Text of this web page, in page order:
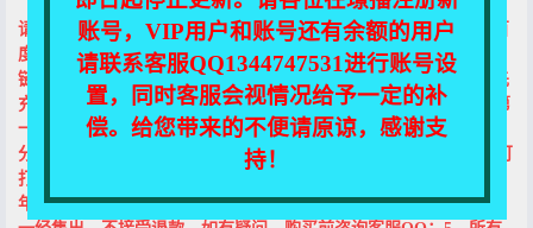
请注意以下几条：1、本站所有图包及视频均以压缩包形式存储于百
度网盘，购买前请先确认能下载百度网盘资源；提取码在打开下载
链接时自动复制，在百度网盘页面直接粘贴就好了；2、购买前请先
充值或升级VIP，充值教程请见菜单栏的“充值&解压说明”或首页第
一个帖子；3、本站VIP分包月、黄金包年及至尊包年三种形式；部
分视频或合集的免费下载需至尊包年VIP权限，包月与黄金包年则可
打折（5折、1折）购买该类合集；为防止恶意下载，包月、黄金包
年及至尊包年VIP每日下载数分别为：20、40、60；4、资源或VIP
账号，VIP用户和账号还有余额的用户
请联系客服QQ1344747531进行账号设
置，同时客服会视情况给予一定的补
偿。给您带来的不便请原谅，感谢支
持！